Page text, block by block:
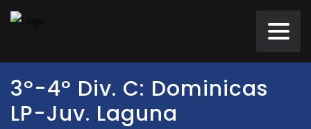
3º-4º Div. C: Dominicas
LP-Juv. Laguna